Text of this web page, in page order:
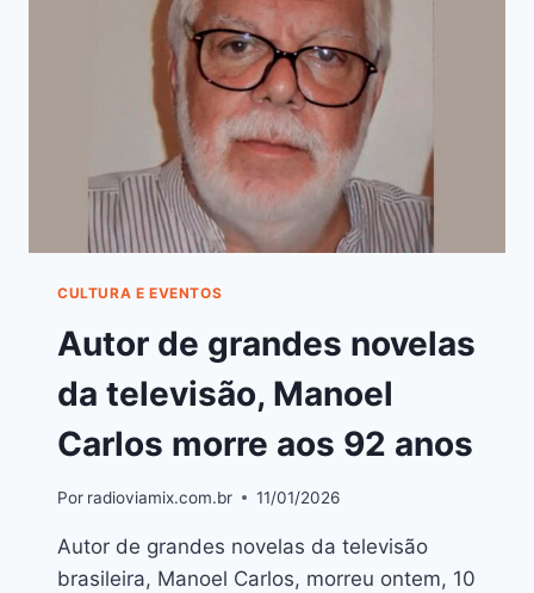
CULTURA E EVENTOS
Autor de grandes novelas
da televisão, Manoel
Carlos morre aos 92 anos
Por radioviamix.com.br 11/01/2026
Autor de grandes novelas da televisão
brasileira, Manoel Carlos, morreu ontem, 10